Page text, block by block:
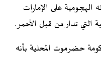
الهجومية على الإمارات
تدار من قبل الأحمر.
حضرموت المحلية بأنه